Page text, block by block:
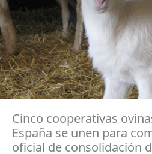
Cinco cooperativas
España se unen para
oficial de consolidación